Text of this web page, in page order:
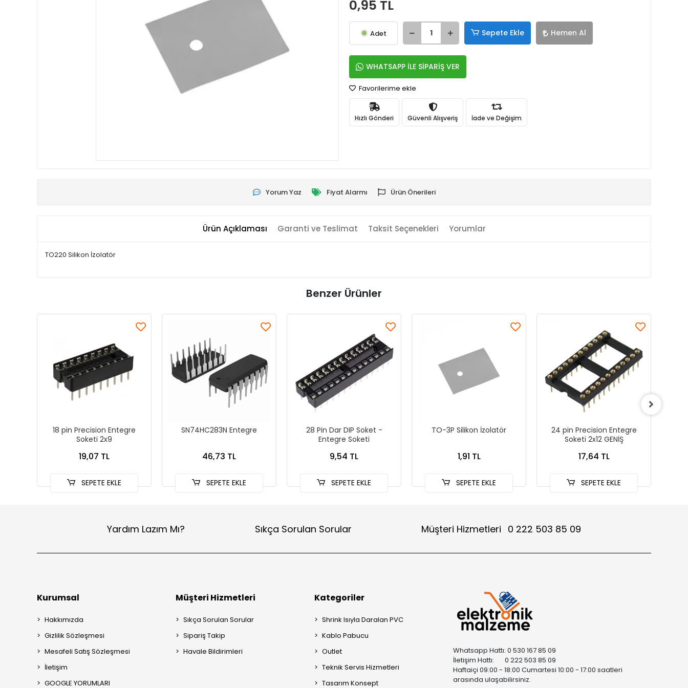
0,95 TL
Adet Sepete Ekle Hemen Al
WHATSAPP İLE SİPARİŞ VER
Favorilerime ekle
Hızlı Gönderi Güvenli Alışveriş İade ve Değişim
Yorum Yaz Fiyat Alarmı Ürün Önerileri
Ürün Açıklaması Garanti ve Teslimat Taksit Seçenekleri Yorumlar
TO220 Silikon İzolatör
Benzer Ürünler
18 pin Precision Entegre
Soketi 2x9
19,07 TL
SEPETE EKLE
SN74HC283N Entegre
46,73 TL
SEPETE EKLE
28 Pin Dar DIP Soket -
Entegre Soketi
9,54 TL
SEPETE EKLE
TO-3P Silikon İzolatör
1,91 TL
SEPETE EKLE
24 pin Precision Entegre
Soketi 2x12 GENİŞ
17,64 TL
SEPETE EKLE
Yardım Lazım Mı? Sıkça Sorulan Sorular Müşteri Hizmetleri 0 222 503 85 09
Kurumsal
Hakkımızda
Gizlilik Sözleşmesi
Mesafeli Satış Sözleşmesi
İletişim
GOOGLE YORUMLARI
Müşteri Hizmetleri
Sıkça Sorulan Sorular
Sipariş Takip
Havale Bildirimleri
Kategoriler
Shrink Isıyla Daralan PVC
Kablo Pabucu
Outlet
Teknik Servis Hizmetleri
Tasarım Konsept
Whatsapp Hattı: 0 530 167 85 09
İletişim Hattı: 0 222 503 85 09
Haftaiçi 09:00 - 18:00 Cumartesi 10:00 - 17:00 saatleri
arasında ulaşabilirsiniz.